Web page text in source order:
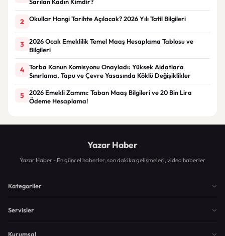
2 Okullar Hangi Tarihte Açılacak? 2026 Yılı Tatil Bilgileri
3
2026 Ocak Emeklilik Temel Maaş Hesaplama Tablosu ve
Bilgileri
4
Torba Kanun Komisyonu Onayladı: Yüksek Aidatlara
Sınırlama, Tapu ve Çevre Yasasında Köklü Değişiklikler
5
2026 Emekli Zammı: Taban Maaş Bilgileri ve 20 Bin Lira
Ödeme Hesaplama!
Yazar Haber
Yazar Haber - En güncel haberler, son dakika gelişmeleri, video haberler
Kategoriler
Servisler
Kurumsal